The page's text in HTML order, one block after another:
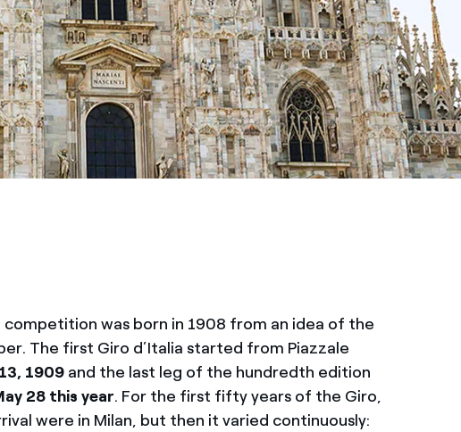
competition was born in 1908 from an idea of ​​the
The first Giro d’Italia started from Piazzale
1909 and the last leg of the hundredth edition
28 this year. For the first fifty years of the Giro,
were in Milan, but then it varied continuously: